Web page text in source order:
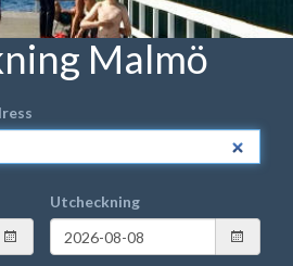
Malmö
Utcheckning